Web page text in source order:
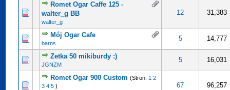
Romet Ogar Caffe 125 -
walter_g BB
walter_g
12 31,383
5 gwiazdek
Mój Ogar Cafe
barns
5 14,777
5 gwiazdek
Zetka 50 mikiburdy :)
JGNZM
5 16,031
5 gwiazdek
Romet Ogar 900 Custom (Stron: 1 2
3 4 5 )
67 96,257
5 na 5 gwiazdek